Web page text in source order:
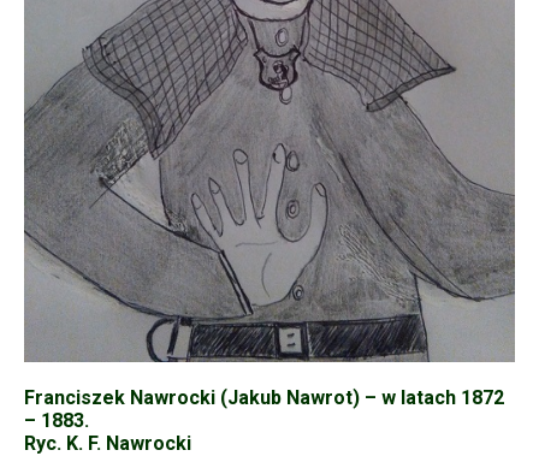
Franciszek Nawrocki (Jakub Nawrot) – w latach 1872
– 1883.
Ryc. K. F. Nawrocki